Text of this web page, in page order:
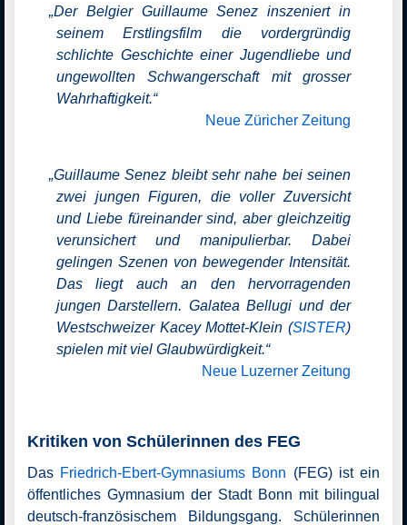
„Der Belgier Guillaume Senez inszeniert in
seinem Erstlingsfilm die vordergründig
schlichte Geschichte einer Jugendliebe und
ungewollten Schwangerschaft mit grosser
Wahrhaftigkeit.“
Neue Züricher Zeitung
„Guillaume Senez bleibt sehr nahe bei seinen
zwei jungen Figuren, die voller Zuversicht
und Liebe füreinander sind, aber gleichzeitig
verunsichert und manipulierbar. Dabei
gelingen Szenen von bewegender Intensität.
Das liegt auch an den hervorragenden
jungen Darstellern. Galatea Bellugi und der
Westschweizer Kacey Mottet-Klein (SISTER)
spielen mit viel Glaubwürdigkeit.“
Neue Luzerner Zeitung
Kritiken von Schülerinnen des FEG
Das Friedrich-Ebert-Gymnasiums Bonn (FEG) ist ein
öffentliches Gymnasium der Stadt Bonn mit bilingual
deutsch-französischem Bildungsgang. Schülerinnen